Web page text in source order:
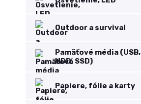
Outdoor a survival
Pamäťové média (USB,
HDD, SSD)
Papiere, fólie a karty